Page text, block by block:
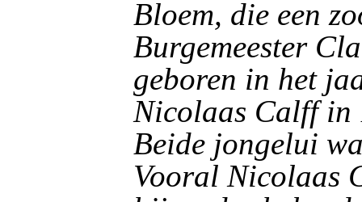
Bloem, die een
Burgemeester
geboren in het
Nicolaas Calff in
Beide jongelui
Vooral Nicolaas